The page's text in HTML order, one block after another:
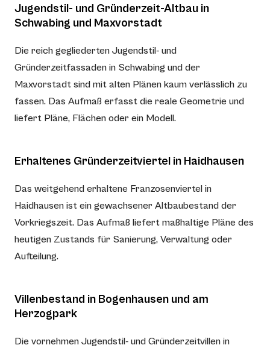
Jugendstil- und Gründerzeit-Altbau in
Schwabing und Maxvorstadt
Die reich gegliederten Jugendstil- und
Gründerzeitfassaden in Schwabing und der
Maxvorstadt sind mit alten Plänen kaum verlässlich zu
fassen. Das Aufmaß erfasst die reale Geometrie und
liefert Pläne, Flächen oder ein Modell.
Erhaltenes Gründerzeitviertel in Haidhausen
Das weitgehend erhaltene Franzosenviertel in
Haidhausen ist ein gewachsener Altbaubestand der
Vorkriegszeit. Das Aufmaß liefert maßhaltige Pläne des
heutigen Zustands für Sanierung, Verwaltung oder
Aufteilung.
Villenbestand in Bogenhausen und am
Herzogpark
Die vornehmen Jugendstil- und Gründerzeitvillen in